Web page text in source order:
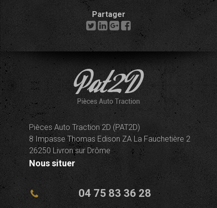
Partager
Pièces Auto Traction 2D (PAT2D)
8 Impasse Thomas Edison ZA La Fauchetière 2
26250 Livron sur Drôme
Nous situer
04 75 83 36 28